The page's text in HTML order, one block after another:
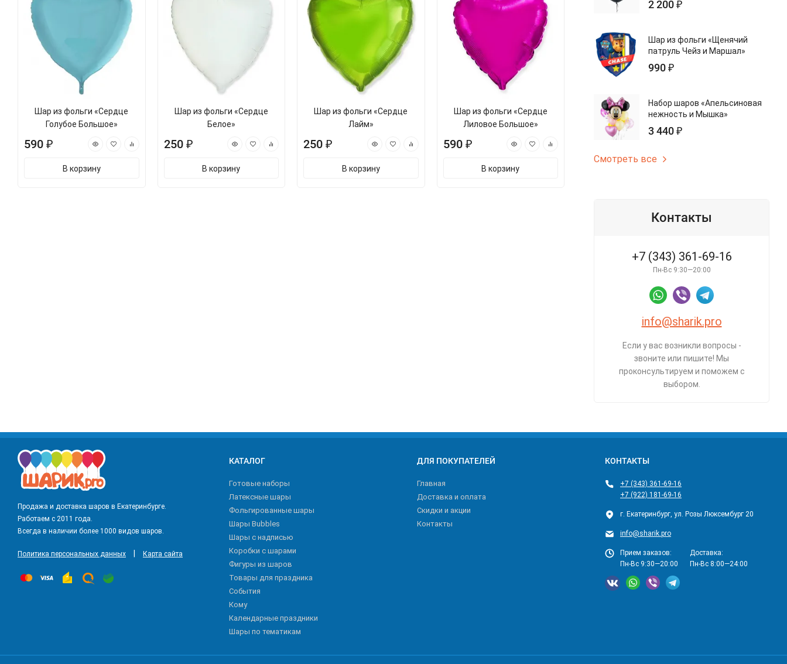
Шар из фольги «Сердце
Голубое Большое»
590 ₽
В корзину
Шар из фольги «Сердце
Белое»
250 ₽
В корзину
Шар из фольги «Сердце
Лайм»
250 ₽
В корзину
Шар из фольги «Сердце
Лиловое Большое»
590 ₽
В корзину
Шар из фольги «Сердце
Сатин Лазурный»
2 200 ₽
Шар из фольги «Щенячий
патруль Чейз и Маршал»
990 ₽
Набор шаров «Апельсиновая
нежность и Мышка»
3 440 ₽
Смотреть все
Контакты
+7 (343) 361-69-16
Пн-Вс 9:30—20:00
info@sharik.pro
Если у вас возникли вопросы -
звоните или пишите! Мы
проконсультируем и поможем с
выбором.
Продажа и доставка шаров в Екатеринбурге.
Работаем с 2011 года.
Всегда в наличии более 1000 видов шаров.
Политика персональных данных Карта сайта
КАТАЛОГ
Готовые наборы
Латексные шары
Фольгированные шары
Шары Bubbles
Шары с надписью
Коробки с шарами
Фигуры из шаров
Товары для праздника
События
Кому
Календарные праздники
Шары по тематикам
ДЛЯ ПОКУПАТЕЛЕЙ
Главная
Доставка и оплата
Скидки и акции
Контакты
КОНТАКТЫ
+7 (343) 361-69-16
+7 (922) 181-69-16
г. Екатеринбург, ул. Розы Люксембург 20
info@sharik.pro
Прием заказов:
Пн-Вс 9:30—20:00
Доставка:
Пн-Вс 8:00—24:00